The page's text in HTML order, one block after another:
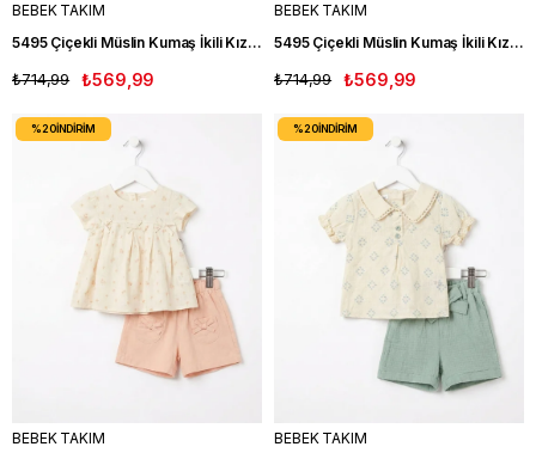
BEBEK TAKIM
5495 Çiçekli Müslin Kumaş İkili Kız Bebek Takım KAHVE
₺569,99
₺714,99
BEBEK TAKIM
5495 Çiçekli Müslin Kumaş İkili Kız Bebek Takım SOMON
₺569,99
₺714,99
BEBEK TAKIM
%20İNDIRIM
BEBEK TAKIM
%20İNDIRIM